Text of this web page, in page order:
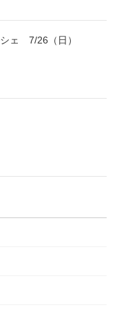
ェ 7/26（日）